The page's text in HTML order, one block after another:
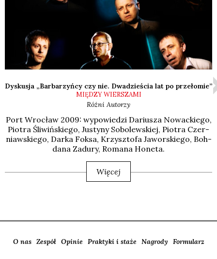
Dyskusja „Barbarzyńcy czy nie. Dwadzieścia lat po przełomie”
MIĘDZY WIERSZAMI
Różni Autorzy
Port Wro­cław 2009: wypo­wie­dzi Dariu­sza Nowac­kie­go,
Pio­tra Śli­wiń­skie­go, Justy­ny Sobo­lew­skiej, Pio­tra Czer­
niaw­skie­go, Dar­ka Fok­sa, Krzysz­to­fa Jawor­skie­go, Boh­
da­na Zadu­ry, Roma­na Hone­ta.
Więcej
O nas Zespół Opinie Praktyki i staże Nagrody Formularz